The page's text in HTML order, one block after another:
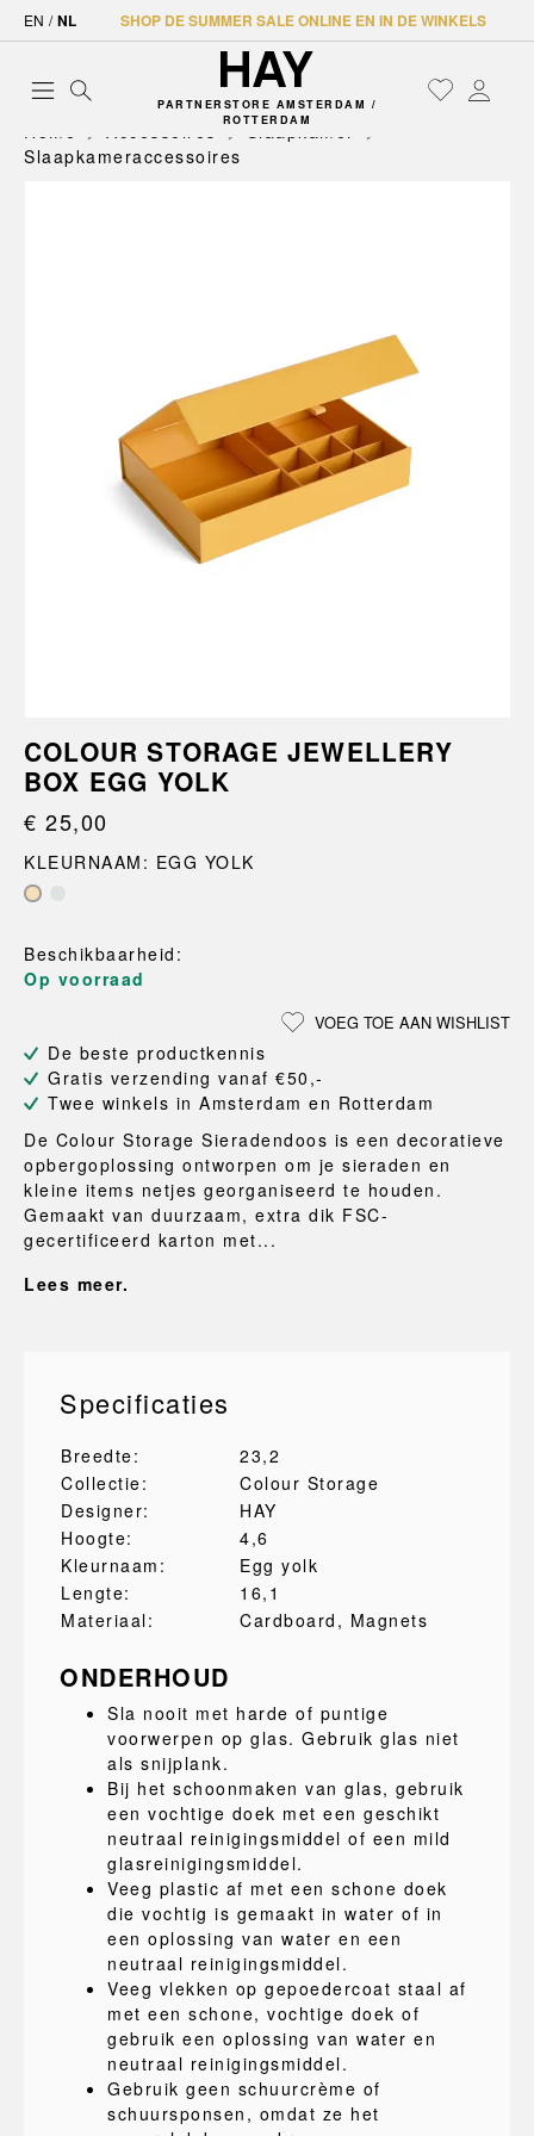
EN / NL SHOP DE SUMMER SALE ONLINE EN IN DE WINKELS
PARTNERSTORE AMSTERDAM /
ROTTERDAM
Home Accessoires
Slaapkamer
Slaapkameraccessoires
COLOUR STORAGE JEWELLERY
BOX EGG YOLK
€ 25,00
KLEURNAAM: EGG YOLK
Beschikbaarheid:
Op voorraad
VOEG TOE AAN WISHLIST
De beste productkennis
Gratis verzending vanaf €50,-
Twee winkels in Amsterdam en Rotterdam
De Colour Storage Sieradendoos is een decoratieve
opbergoplossing ontworpen om je sieraden en
kleine items netjes georganiseerd te houden.
Gemaakt van duurzaam, extra dik FSC-
gecertificeerd karton met...
Lees meer.
Specificaties
Breedte:
23,2
Collectie:
Colour Storage
Designer:
HAY
Hoogte:
4,6
Kleurnaam:
Egg yolk
Lengte:
16,1
Materiaal:
Cardboard , Magnets
ONDERHOUD
Sla nooit met harde of puntige
voorwerpen op glas. Gebruik glas niet
als snijplank.
Bij het schoonmaken van glas, gebruik
een vochtige doek met een geschikt
neutraal reinigingsmiddel of een mild
glasreinigingsmiddel.
Veeg plastic af met een schone doek
die vochtig is gemaakt in water of in
een oplossing van water en een
neutraal reinigingsmiddel.
Veeg vlekken op gepoedercoat staal af
met een schone, vochtige doek of
gebruik een oplossing van water en
neutraal reinigingsmiddel.
Gebruik geen schuurcrème of
schuursponsen, omdat ze het